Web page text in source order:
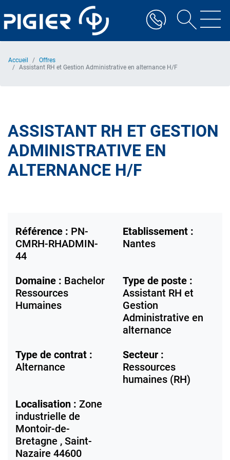
au
contenu
Accueil
Offres
Assistant RH et Gestion Administrative en alternance H/F
ASSISTANT RH ET GESTION
ADMINISTRATIVE EN
ALTERNANCE H/F
Référence : PN-
CMRH-RHADMIN-
44
Etablissement :
Nantes
Domaine : Bachelor
Ressources
Humaines
Type de poste :
Assistant RH et
Gestion
Administrative en
alternance
Type de contrat :
Alternance
Secteur :
Ressources
humaines (RH)
Localisation : Zone
industrielle de
Montoir-de-
Bretagne , Saint-
Nazaire 44600